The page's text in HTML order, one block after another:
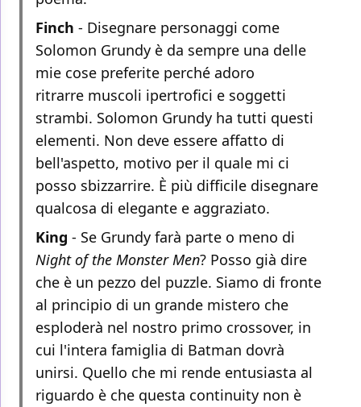
Finch - Disegnare personaggi come
Solomon Grundy è da sempre una delle
mie cose preferite perché adoro
ritrarre muscoli ipertrofici e soggetti
strambi. Solomon Grundy ha tutti questi
elementi. Non deve essere affatto di
bell'aspetto, motivo per il quale mi ci
posso sbizzarrire. È più difficile disegnare
qualcosa di elegante e aggraziato.
King - Se Grundy farà parte o meno di
Night of the Monster Men? Posso già dire
che è un pezzo del puzzle. Siamo di fronte
al principio di un grande mistero che
esploderà nel nostro primo crossover, in
cui l'intera famiglia di Batman dovrà
unirsi. Quello che mi rende entusiasta al
riguardo è che questa continuity non è